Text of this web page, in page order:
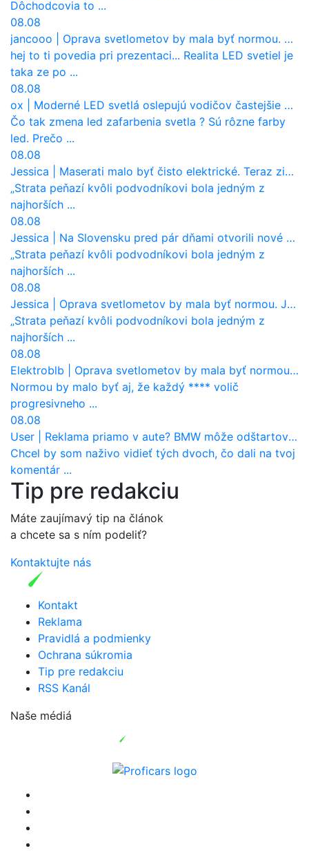
Dôchodcovia to ...
08.08
jancooo
Oprava svetlometov by mala byť normou. Jeden nový dnes stojí priemerne 1251 eur!
hej to ti povedia pri prezentaci... Realita LED svetiel je
taka ze po ...
08.08
ox
Moderné LED svetlá oslepujú vodičov častejšie než staré halogény
Čo tak zmena led zafarbenia svetla ? Sú rôzne farby
led. Prečo ...
08.08
Jessica
Maserati malo byť čisto elektrické. Teraz zisťuje, že potrebuje nový osemvalcový motor
„Strata peňazí kvôli podvodníkovi bola jedným z
najhorších ...
08.08
Jessica
Na Slovensku pred pár dňami otvorili nové mosty, ktoré to sú?
„Strata peňazí kvôli podvodníkovi bola jedným z
najhorších ...
08.08
Jessica
Oprava svetlometov by mala byť normou. Jeden nový dnes stojí priemerne 1251 eur!
„Strata peňazí kvôli podvodníkovi bola jedným z
najhorších ...
08.08
Elektroblb
Oprava svetlometov by mala byť normou. Jeden nový dnes stojí priemerne 1251 eur!
Normou by malo byť aj, že každý **** volič
progresivneho ...
08.08
User
Reklama priamo v aute? BMW môže odštartovať nový trend
Chcel by som naživo vidieť tých dvoch, čo dali na tvoj
komentár ...
Tip pre redakciu
Máte zaujímavý tip na článok
a chcete sa s ním podeliť?
Kontaktujte nás
Kontakt
Reklama
Pravidlá a podmienky
Ochrana súkromia
Tip pre redakciu
RSS Kanál
Naše médiá